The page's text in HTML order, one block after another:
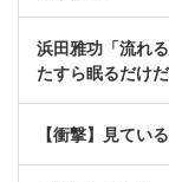
浜田雅功「流れ
たすら眠るだけだ
【衝撃】見てい